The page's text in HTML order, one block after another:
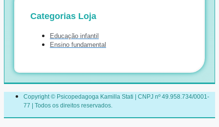
Categorias Loja
Educação infantil
Ensino fundamental
Copyright © Psicopedagoga Kamilla Stati | CNPJ nº 49.958.734/0001-
77 | Todos os direitos reservados.